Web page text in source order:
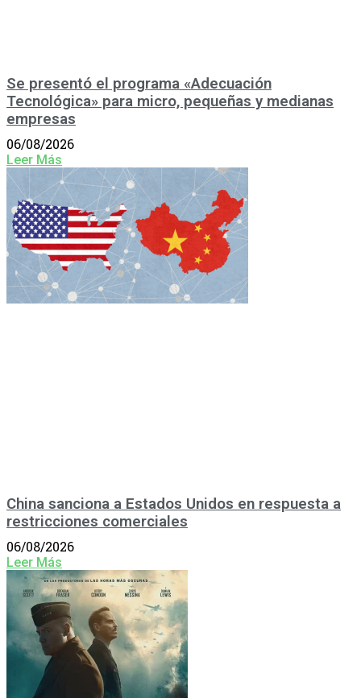
Se presentó el programa «Adecuación
Tecnológica» para micro, pequeñas y medianas
empresas
06/08/2026
Leer Más
China sanciona a Estados Unidos en respuesta a
restricciones comerciales
06/08/2026
Leer Más